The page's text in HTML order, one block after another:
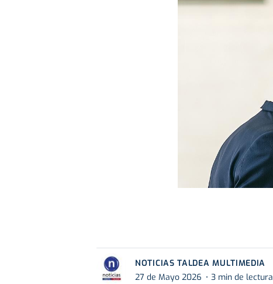
NOTICIAS TALDEA MULTIMEDIA
27 de Mayo 2026
3 min de lectura